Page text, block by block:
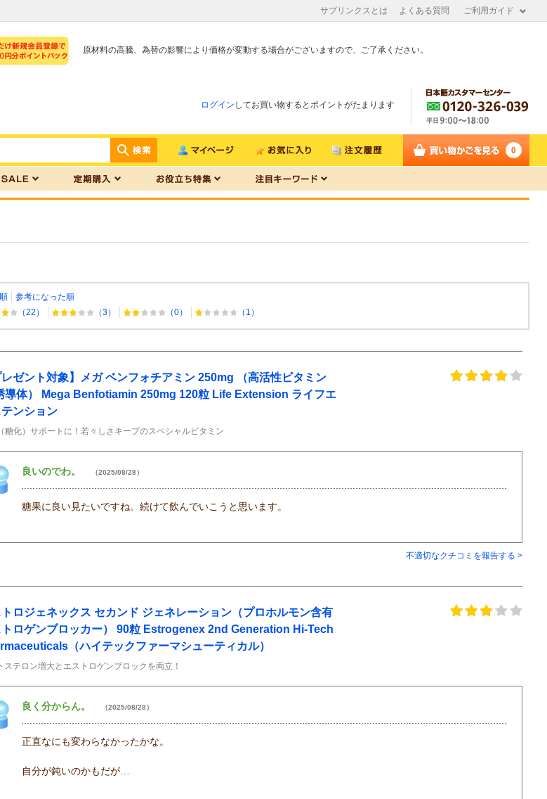
サプリンクスとは よくある質問 ご利用ガイド
原材料の高騰、為替の影響により価格が変動する場合がございますので、ご了承ください。
ログイン してお買い物するとポイントがたまります
0
参考になった順
（22） （3） （0） （1）
レゼント対象】メガ ベンフォチアミン 250mg （高活性ビタミン
導体） Mega Benfotiamin 250mg 120粒 Life Extension ライフエ
ンション
糖化）サポートに！若々しさキープのスペシャルビタミン
良いのでわ。 （2025/08/28）
糖果に良い見たいですね。続けて飲んでいこうと思います。
不適切なクチコミを報告する >
ロジェネックス セカンド ジェネレーション（プロホルモン含有
トロゲンブロッカー） 90粒 Estrogenex 2nd Generation Hi-Tech
（ハイテックファーマシューティカル）
ステロン増大とエストロゲンブロックを両立！
良く分からん。 （2025/08/28）
正直なにも変わらなかったかな。
自分が鈍いのかもだが…